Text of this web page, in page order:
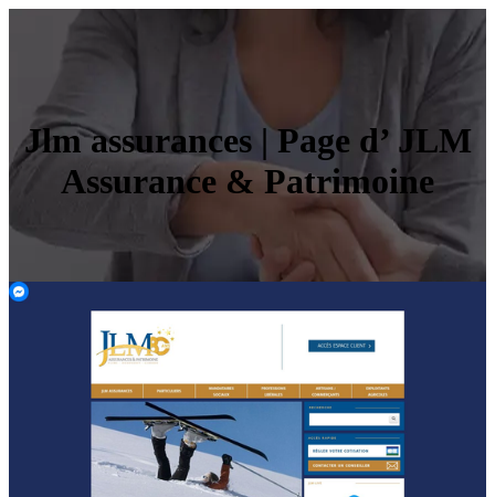
Jlm assurances | Page d’ JLM
Assurance & Patrimoine